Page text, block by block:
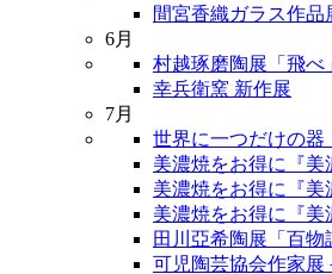
間宮香織ガラス作品
6月
村越琢磨陶展「飛べ
幸兵衛窯 新作展
7月
世界に一つだけの器
美濃焼をお得に『美
美濃焼をお得に『美
美濃焼をお得に『美
田川亞希陶展「百物
可児陶芸協会作家展